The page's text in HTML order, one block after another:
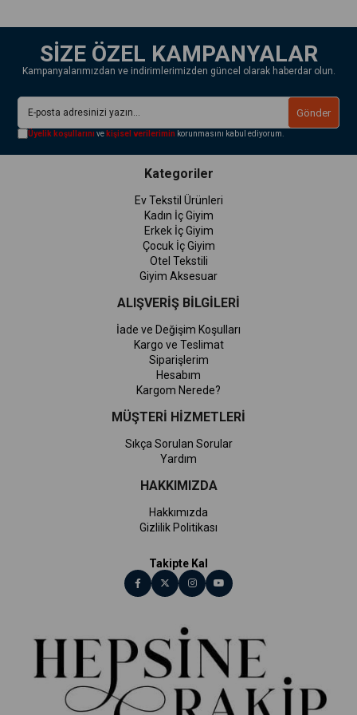
SİZE ÖZEL KAMPANYALAR
Kampanyalarımızdan ve indirimlerimizden güncel olarak haberdar olun.
Gönder
Üyelik koşullarını ve kişisel verilerimin korunmasını kabul ediyorum.
Kategoriler
Ev Tekstil Ürünleri
Kadın İç Giyim
Erkek İç Giyim
Çocuk İç Giyim
Otel Tekstili
Giyim Aksesuar
ALIŞVERİŞ BİLGİLERİ
İade ve Değişim Koşulları
Kargo ve Teslimat
Siparişlerim
Hesabım
Kargom Nerede?
MÜŞTERİ HİZMETLERİ
Sıkça Sorulan Sorular
Yardım
HAKKIMIZDA
Hakkımızda
Gizlilik Politikası
Takipte Kal